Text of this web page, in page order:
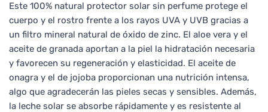
Este 100% natural protector solar sin perfume protege el
cuerpo y el rostro frente a los rayos UVA y UVB gracias a
un filtro mineral natural de óxido de zinc. El aloe vera y el
aceite de granada aportan a la piel la hidratación necesaria
y favorecen su regeneración y elasticidad. El aceite de
onagra y el de jojoba proporcionan una nutrición intensa,
algo que agradecerán las pieles secas y sensibles. Además,
la leche solar se absorbe rápidamente y es resistente al